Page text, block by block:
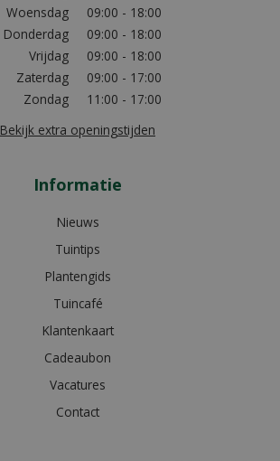
Woensdag
09:00 - 18:00
Donderdag
09:00 - 18:00
Vrijdag
09:00 - 18:00
Zaterdag
09:00 - 17:00
Zondag
11:00 - 17:00
Bekijk extra openingstijden
Informatie
Nieuws
Tuintips
Plantengids
Tuincafé
Klantenkaart
Cadeaubon
Vacatures
Contact